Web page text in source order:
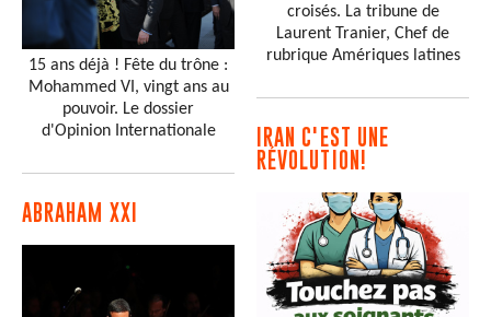
15 ans déjà ! Fête du trône :
Mohammed VI, vingt ans au
pouvoir. Le dossier
d'Opinion Internationale
ABRAHAM XXI
croisés. La tribune de
Laurent Tranier, Chef de
rubrique Amériques latines
IRAN C'EST UNE
RÉVOLUTION!